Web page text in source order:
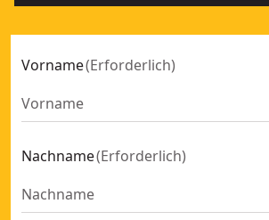
Vorname(Erforderlich)
Nachname(Erforderlich)